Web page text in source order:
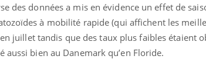
des données a mis en évidence un effet de
à mobilité rapide (qui affichent les
juillet tandis que des taux plus faibles étaient
aussi bien au Danemark qu’en Floride.